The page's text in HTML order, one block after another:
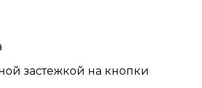
застежкой на кнопки